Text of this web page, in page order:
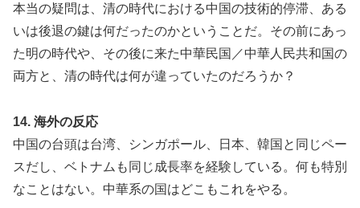
本当の疑問は、清の時代における中国の技術的停滞、ある
いは後退の鍵は何だったのかということだ。その前にあっ
た明の時代や、その後に来た中華民国／中華人民共和国の
両方と、清の時代は何が違っていたのだろうか？
14. 海外の反応
中国の台頭は台湾、シンガポール、日本、韓国と同じペー
スだし、ベトナムも同じ成長率を経験している。何も特別
なことはない。中華系の国はどこもこれをやる。